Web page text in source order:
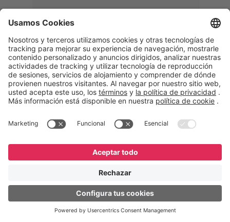
Memphis
Eduardo Ribeiro
CEO
“Con GeneXus desarrollamos una
acompañar todas las etapas de la
verificar, analizar, reacondicionar y
garantizando calidad y reduciendo
costos”.